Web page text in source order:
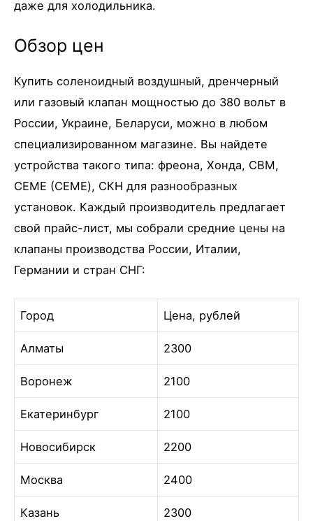
даже для холодильника.
Обзор цен
Купить соленоидный воздушный, дренчерный
или газовый клапан мощностью до 380 вольт в
России, Украине, Беларуси, можно в любом
специализированном магазине. Вы найдете
устройства такого типа: фреона, Хонда, СВМ,
CEME (СЕМЕ), СКН для разнообразных
установок. Каждый производитель предлагает
свой прайс-лист, мы собрали средние цены на
клапаны производства России, Италии,
Германии и стран СНГ:
Город Цена, рублей
Алматы 2300
Воронеж 2100
Екатеринбург 2100
Новосибирск 2200
Москва 2400
Казань 2300